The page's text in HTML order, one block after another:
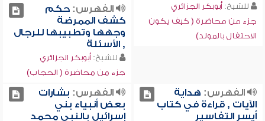
للشيخ: أبوبكر الجزائري
جزء من محاضرة ( كيف يكون
الاحتفال بالمولد)
الفهرس:حكم
كشف الممرضة
وجهها وتطبيبها للرجال
, الأسئلة
للشيخ: أبوبكر الجزائري
جزء من محاضرة ( الحجاب)
الفهرس: هداية
الآيات , قراءة في كتاب
أيسر التفاسير
الفهرس: بشارات
بعض أنبياء بني
إسرائيل بالنبي محمد